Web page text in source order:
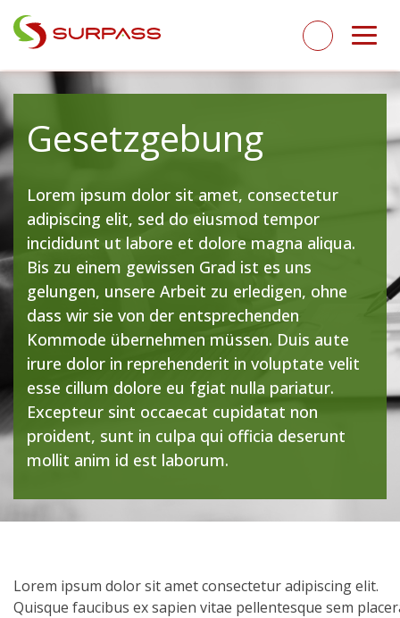
Gesetzgebung
Lorem ipsum dolor sit amet, consectetur
adipiscing elit, sed do eiusmod tempor
incididunt ut labore et dolore magna aliqua.
Bis zu einem gewissen Grad ist es uns
gelungen, unsere Arbeit zu erledigen, ohne
dass wir sie von der entsprechenden
Kommode übernehmen müssen. Duis aute
irure dolor in reprehenderit in voluptate velit
esse cillum dolore eu fgiat nulla pariatur.
Excepteur sint occaecat cupidatat non
proident, sunt in culpa qui officia deserunt
mollit anim id est laborum.
Lorem ipsum dolor sit amet consectetur adipiscing elit.
Quisque faucibus ex sapien vitae pellentesque sem